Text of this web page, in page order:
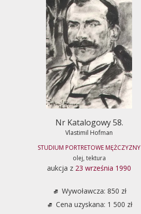
Nr Katalogowy 58.
Vlastimil Hofman
STUDIUM PORTRETOWE MĘŻCZYZNY
olej, tektura
aukcja z 23 września 1990
Wywoławcza: 850 zł
Cena uzyskana: 1 500 zł